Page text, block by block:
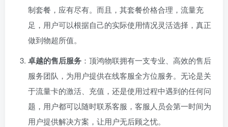
制套餐，应有尽有。而且，其套餐价格合理，流量充
足，用户可以根据自己的实际使用情况灵活选择，真正
做到物超所值。
卓越的售后服务 ：顶鸿物联拥有一支专业、高效的售后
服务团队，为用户提供在线客服全方位服务。无论是关
于流量卡的激活、充值，还是使用过程中遇到的任何问
题，用户都可以随时联系客服，客服人员会第一时间为
用户提供解决方案，让用户无后顾之忧。